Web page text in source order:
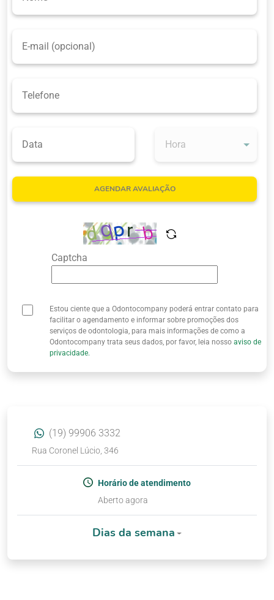
Quem Somos
AGENDAR AVALIAÇÃO
Captcha
Estou ciente que a Odontocompany poderá entrar contato para
facilitar o agendamento e informar sobre promoções dos
serviços de odontologia, para mais informações de como a
Odontocompany trata seus dados, por favor, leia nossoaviso de
privacidade.
(19) 99906 3332
Rua Coronel Lúcio, 346
Horário de atendimento
Aberto agora
Dias da semana